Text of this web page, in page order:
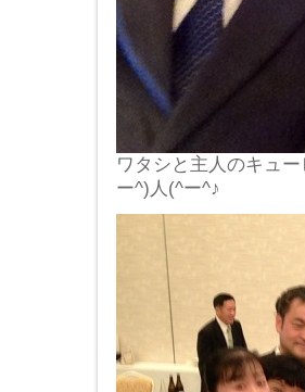
ワタシと主人のキュ
ー^)人(^ー^♪